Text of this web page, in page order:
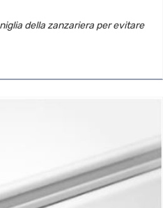
della zanzariera per evitare